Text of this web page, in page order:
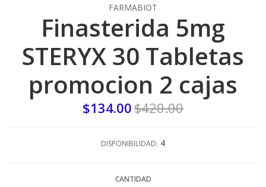
FARMABIOT
Finasterida 5mg
STERYX 30 Tabletas
promocion 2 cajas
$134.00$420.00
DISPONIBILIDAD: 4
CANTIDAD